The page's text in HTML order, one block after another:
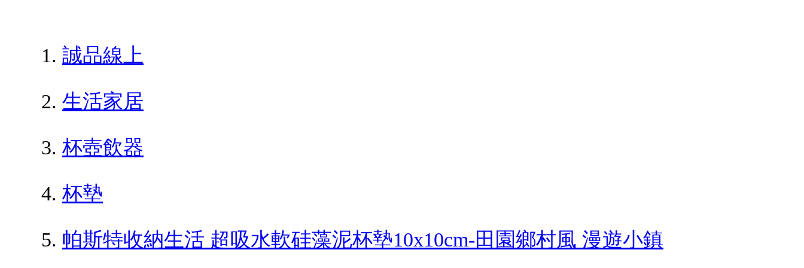
誠品線上
生活家居
杯壺飲器
杯墊
帕斯特收納生活 超吸水軟硅藻泥杯墊10x10cm-田園鄉村風 漫遊小鎮